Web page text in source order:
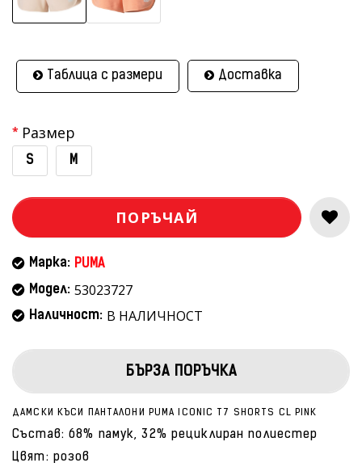
Таблица с размери Доставка
Размер
S M
ПОРЪЧАЙ
Марка: PUMA
Модел: 53023727
Наличност: В НАЛИЧНОСТ
БЪРЗА ПОРЪЧКА
ДАМСКИ КЪСИ ПАНТАЛОНИ PUMA ICONIC T7 SHORTS CL PINK
Състав: 68% памук, 32% рециклиран полиестер
Цвят: розов